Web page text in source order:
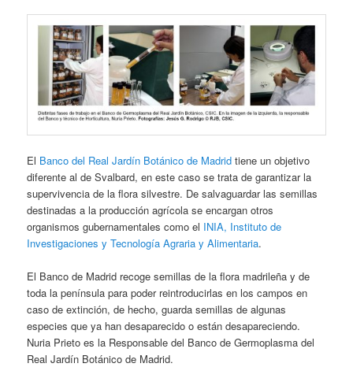
El Banco del Real Jardín Botánico de Madrid tiene un objetivo
diferente al de Svalbard, en este caso se trata de garantizar la
supervivencia de la flora silvestre. De salvaguardar las semillas
destinadas a la producción agrícola se encargan otros
organismos gubernamentales como el INIA, Instituto de
Investigaciones y Tecnología Agraria y Alimentaria.
El Banco de Madrid recoge semillas de la flora madrileña y de
toda la península para poder reintroducirlas en los campos en
caso de extinción, de hecho, guarda semillas de algunas
especies que ya han desaparecido o están desapareciendo.
Nuria Prieto es la Responsable del Banco de Germoplasma del
Real Jardín Botánico de Madrid.